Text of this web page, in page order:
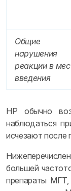
Общие
нарушения
реакции в
введения
HP обычно
наблюдаться
исчезают после
большей
препараты